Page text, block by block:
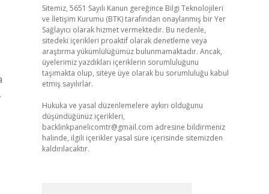
Sitemiz, 5651 Sayılı Kanun gereğince Bilgi Teknolojileri
ve İletişim Kurumu (BTK) tarafından onaylanmış bir Yer
Sağlayıcı olarak hizmet vermektedir. Bu nedenle,
sitedeki içerikleri proaktif olarak denetleme veya
araştırma yükümlülüğümüz bulunmamaktadır. Ancak,
üyelerimiz yazdıkları içeriklerin sorumluluğunu
taşımakta olup, siteye üye olarak bu sorumluluğu kabul
etmiş sayılırlar.
Hukuka ve yasal düzenlemelere aykırı olduğunu
düşündüğünüz içerikleri,
backlinkpanelicomtr@gmail.com adresine bildirmeniz
halinde, ilgili içerikler yasal süre içerisinde sitemizden
kaldırılacaktır.